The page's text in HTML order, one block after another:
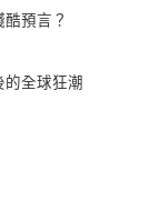
預言？
全球狂潮